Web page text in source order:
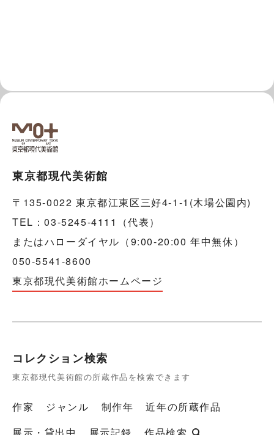
東京都現代美術館
〒135-0022 東京都江東区三好4-1-1(木場公園内)
TEL：03-5245-4111（代表）
またはハローダイヤル（9:00-20:00 年中無休）
050-5541-8600
東京都現代美術館ホームページ
コレクション検索
東京都現代美術館の所蔵作品を検索できます
作家 ジャンル 制作年
近年の所蔵作品
展示・貸出中
展示記録 作品検索